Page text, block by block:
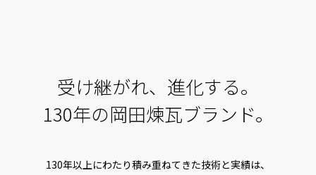
受け継がれ、進化する。
130年の岡田煉瓦ブランド。
130年以上にわたり積み重ねてきた技術と実績は、